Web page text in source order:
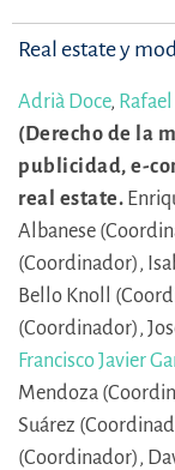
Real estate y
Adrià Doce,
(Derecho de la
publicidad, e-
real estate.
Albanese
(Coordinador),
Bello Knoll
(Coordinador),
Francisco Javier
Mendoza
Suárez
(Coordinador),